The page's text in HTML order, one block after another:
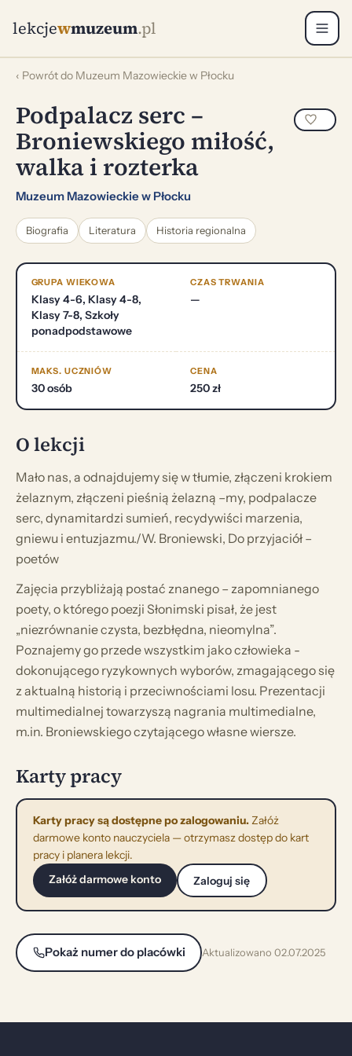
lekcjewmuzeum.pl
‹ Powrót do Muzeum Mazowieckie w Płocku
Podpalacz serc –
Broniewskiego miłość,
walka i rozterka
Muzeum Mazowieckie w Płocku
Biografia Literatura Historia regionalna
GRUPA WIEKOWA
Klasy 4-6, Klasy 4-8,
Klasy 7-8, Szkoły
ponadpodstawowe
CZAS TRWANIA
—
MAKS. UCZNIÓW
30 osób
CENA
250 zł
O lekcji
Mało nas, a odnajdujemy się w tłumie, złączeni krokiem
żelaznym, złączeni pieśnią żelazną –my, podpalacze
serc, dynamitardzi sumień, recydywiści marzenia,
gniewu i entuzjazmu./W. Broniewski, Do przyjaciół –
poetów
Zajęcia przybliżają postać znanego – zapomnianego
poety, o którego poezji Słonimski pisał, że jest
„niezrównanie czysta, bezbłędna, nieomylna”.
Poznajemy go przede wszystkim jako człowieka -
dokonującego ryzykownych wyborów, zmagającego się
z aktualną historią i przeciwnościami losu. Prezentacji
multimedialnej towarzyszą nagrania multimedialne,
m.in. Broniewskiego czytającego własne wiersze.
Karty pracy
Karty pracy są dostępne po zalogowaniu.Załóż
darmowe konto nauczyciela — otrzymasz dostęp do kart
pracy i planera lekcji.
Załóż darmowe konto
Zaloguj się
Pokaż numer do placówki Aktualizowano 02.07.2025